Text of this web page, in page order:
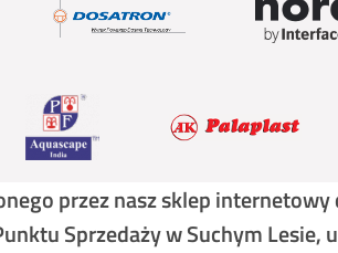
przez nasz sklep internetowy
Sprzedaży w Suchym Lesie,